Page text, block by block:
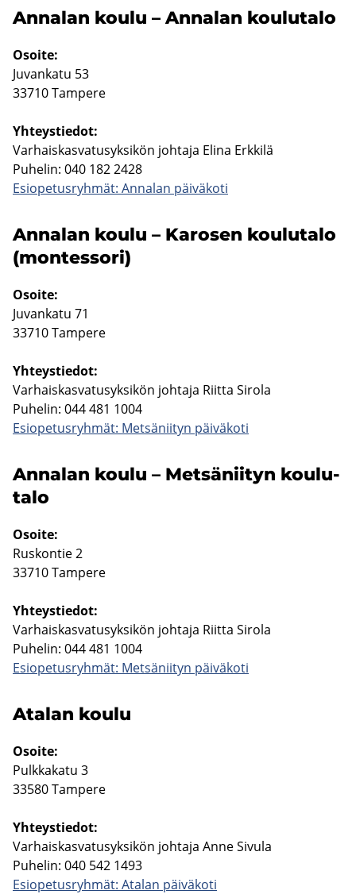
An­na­lan koulu – An­na­lan kou­lu­ta­lo
Osoi­te:
Ju­van­ka­tu 53
33710 Tam­pe­re
Yh­teys­tie­dot:
Var­hais­kas­va­tusyk­si­kön joh­ta­ja Elina Erk­ki­lä
Pu­he­lin: 040 182 2428
Esio­pe­tus­ryh­mät: An­na­lan päi­vä­ko­ti
An­na­lan koulu – Ka­ro­sen kou­lu­ta­lo
(mon­tes­so­ri)
Osoi­te:
Ju­van­ka­tu 71
33710 Tam­pe­re
Yh­teys­tie­dot:
Var­hais­kas­va­tusyk­si­kön joh­ta­ja Riit­ta Si­ro­la
Pu­he­lin: 044 481 1004
Esio­pe­tus­ryh­mät: Met­sä­nii­tyn päi­vä­ko­ti
An­na­lan koulu – Met­sä­nii­tyn kou­lu­
ta­lo
Osoi­te:
Rus­kon­tie 2
33710 Tam­pe­re
Yh­teys­tie­dot:
Var­hais­kas­va­tusyk­si­kön joh­ta­ja Riit­ta Si­ro­la
Pu­he­lin: 044 481 1004
Esio­pe­tus­ryh­mät: Met­sä­nii­tyn päi­vä­ko­ti
Ata­lan koulu
Osoi­te:
Pulk­ka­ka­tu 3
33580 Tam­pe­re
Yh­teys­tie­dot:
Var­hais­kas­va­tusyk­si­kön joh­ta­ja Anne Si­vu­la
Pu­he­lin: 040 542 1493
Esio­pe­tus­ryh­mät: Ata­lan päi­vä­ko­ti